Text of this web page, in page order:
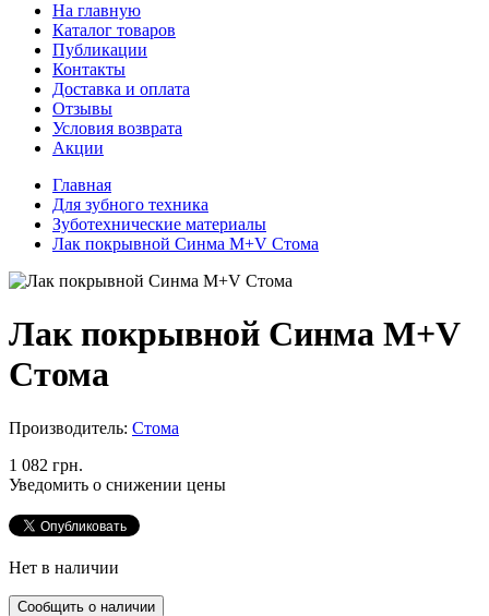
На главную
Каталог товаров
Публикации
Контакты
Доставка и оплата
Отзывы
Условия возврата
Акции
Главная
Для зубного техника
Зуботехнические материалы
Лак покрывной Синма M+V Стома
Лак покрывной Синма M+V
Стома
Производитель: Стома
1 082 грн.
Уведомить о снижении цены
Нет в наличии